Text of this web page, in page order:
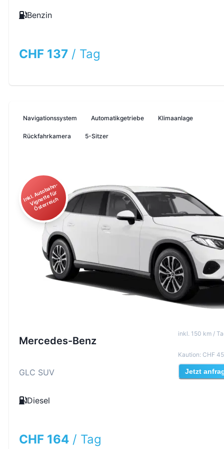
Benzin
CHF 137 / Tag
Navigationssystem Automatikgetriebe Klimaanlage
Rückfahrkamera 5-Sitzer
I
n
kl.
A
ut
o
b
a
h
n
-
Vi
g
n
ett
e f
ür
Ö
st
err
ei
c
h
Mercedes-Benz
GLC SUV
Diesel
CHF 164 / Tag
inkl. 150 km /
Kaution: CHF
Jetzt